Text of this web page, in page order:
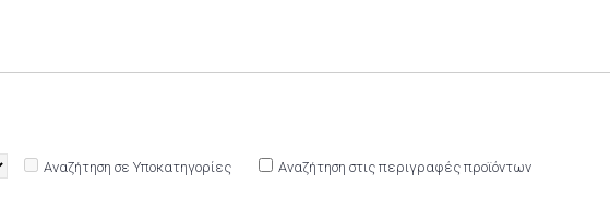
Αναζήτηση σε Υποκατηγορίες Αναζήτηση στις περιγραφές προϊόντων